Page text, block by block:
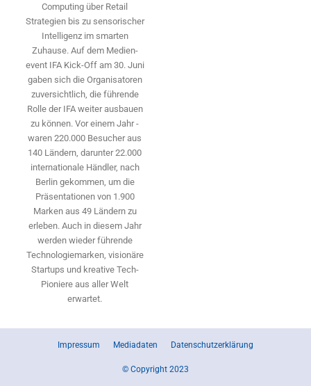
Computing über Retail
Strategien bis zu sensorischer
Intelligenz im smarten
Zuhause. Auf dem Medien­
event IFA Kick-Off am 30. Juni
gaben sich die Organisatoren
zuversichtlich, die führende
Rolle der IFA weiter ausbauen
zu können. Vor einem Jahr ­
waren 220.000 Besucher aus
140 ­Ländern, ­darunter 22.000
internationale Händler, nach
Berlin gekommen, um die
Präsen­tationen von 1.900
Marken aus 49 Ländern zu
erleben. Auch in diesem Jahr
werden wieder führende
Technologiemarken, visionäre
Startups und ­kreative Tech-
Pioniere aus aller Welt
erwartet.
Impressum Mediadaten Datenschutzerklärung
© Copyright 2023